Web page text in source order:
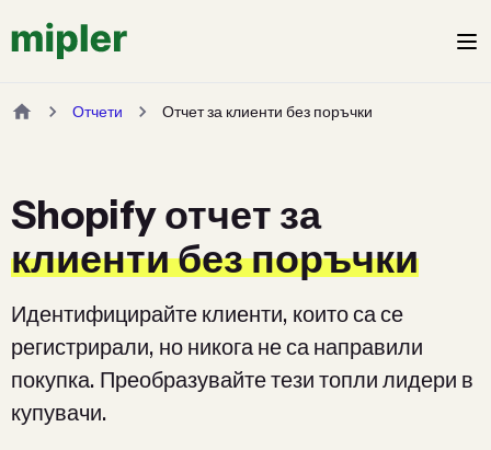
Отчети Отчет за клиенти без поръчки
Shopify отчет за
клиенти без поръчки
Идентифицирайте клиенти, които са се
регистрирали, но никога не са направили
покупка. Преобразувайте тези топли лидери в
купувачи.